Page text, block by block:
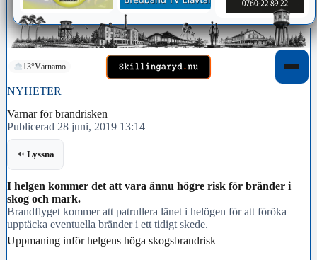
13°Värnamo
NYHETER
Varnar för brandrisken
Publicerad 28 juni, 2019 13:14
Lyssna
I helgen kommer det att vara ännu högre risk för bränder i
skog och mark.
Brandflyget kommer att patrullera länet i helögen för att föröka
upptäcka eventuella bränder i ett tidigt skede.
Uppmaning inför helgens höga skogsbrandrisk